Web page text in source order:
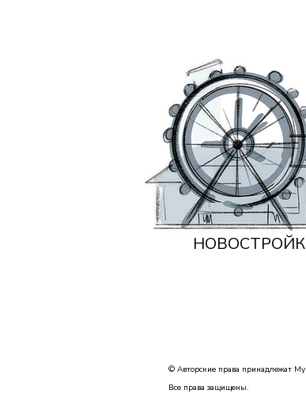
© Авторские права принадлежат
Все права защищены.